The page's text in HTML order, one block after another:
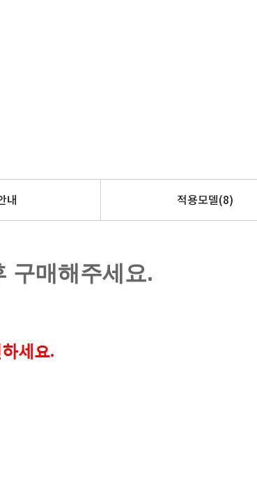
내 적용모델(8)
구매해주세요.